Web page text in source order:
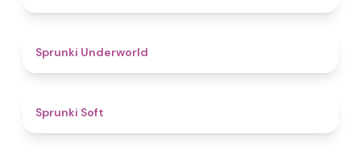
Sprunki Underworld
Sprunki Soft